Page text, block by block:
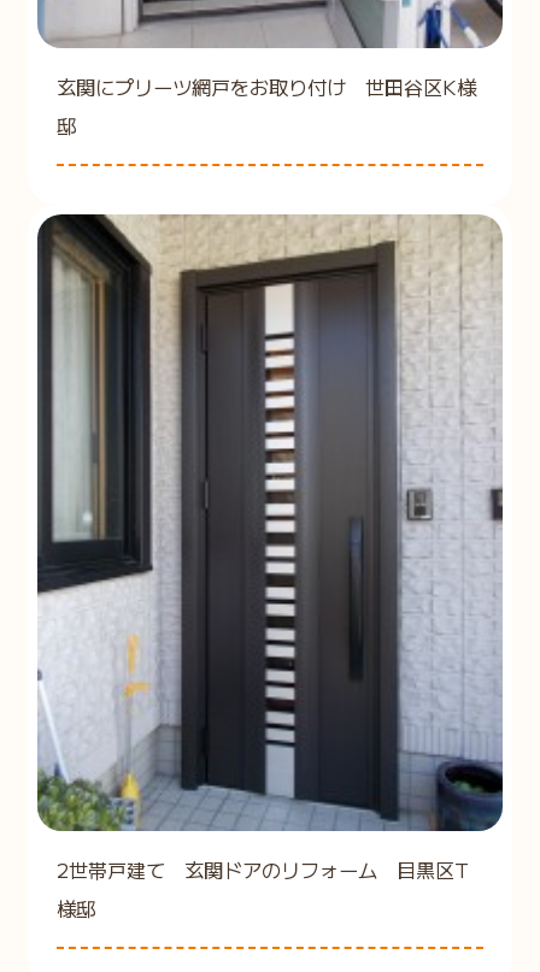
玄関にプリーツ網戸をお取り付け 世田谷区K様
邸
2世帯戸建て 玄関ドアのリフォーム 目黒区T
様邸